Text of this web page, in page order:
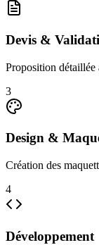
Devis &
Proposition
3
Design &
Création des
4
Développement